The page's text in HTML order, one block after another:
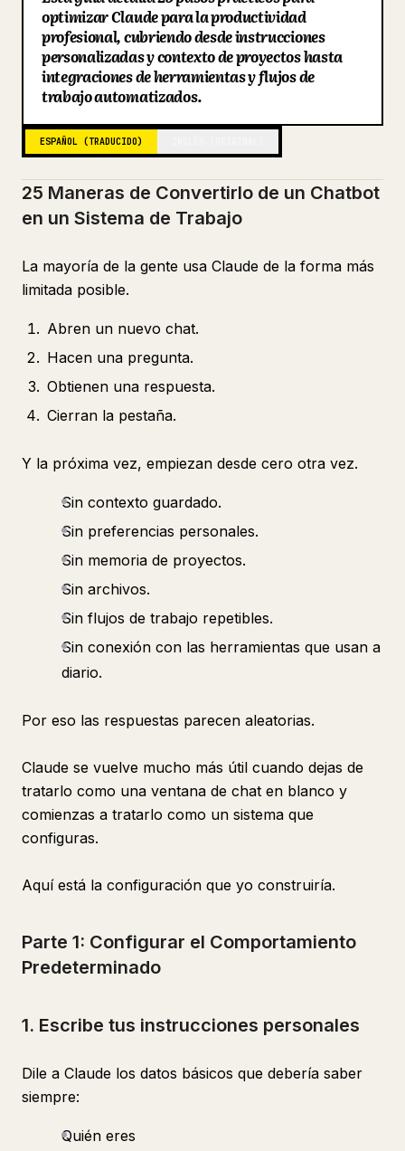
Blog
Actualizaciones
22. Construye un resumen matutino
23. Construye un pipeline de contenido
24. Mejora el sistema cada semana
La Diferencia Real
optimizar Claude para la productividad
profesional, cubriendo desde instrucciones
personalizadas y contexto de proyectos hasta
integraciones de herramientas y flujos de
trabajo automatizados.
ESPAÑOL (TRADUCIDO)
25 Maneras de Convertirlo de un Chatbot
en un Sistema de Trabajo
La mayoría de la gente usa Claude de la forma más
limitada posible.
Abren un nuevo chat.
Hacen una pregunta.
Obtienen una respuesta.
Cierran la pestaña.
Y la próxima vez, empiezan desde cero otra vez.
Sin contexto guardado.
Sin preferencias personales.
Sin memoria de proyectos.
Sin archivos.
Sin flujos de trabajo repetibles.
Sin conexión con las herramientas que usan a
diario.
Por eso las respuestas parecen aleatorias.
Claude se vuelve mucho más útil cuando dejas de
tratarlo como una ventana de chat en blanco y
comienzas a tratarlo como un sistema que
configuras.
Aquí está la configuración que yo construiría.
Parte 1: Configurar el Comportamiento
Predeterminado
1. Escribe tus instrucciones personales
Dile a Claude los datos básicos que debería saber
siempre:
Quién eres